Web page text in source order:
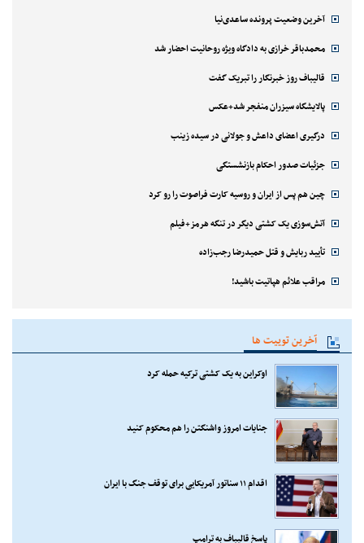
آخرین وضعیت پرونده ساعدی‌نیا
محمدباقر خرازی به دادگاه ویژه روحانیت احضار شد
قالیباف روز خبرنگار را تبریک گفت
پالایشگاه سیزران منفجر شد+عکس
درگیری اعضای داعش و جولانی در سیده زینب
جزئیات صدور احکام بازنشستگی
چین هم پس از ایران و روسیه کارت فراصوت را رو کرد
آتش‌سوزی یک کشتی دیگر در تنگه هرمز+فیلم
تأیید ربایش و قتل حمیدرضا رجب‌زاده
مراقب علائم هپاتیت باشید!
آخرین توییت ها
اوکراین به یک کشتی ترکیه حمله کرد
جنایات امروز واشنگتن را هم محکوم کنید
اقدام ۱۱ سناتور آمریکایی برای توقف جنگ با ایران
پاسخ قالیباف به ترامپ